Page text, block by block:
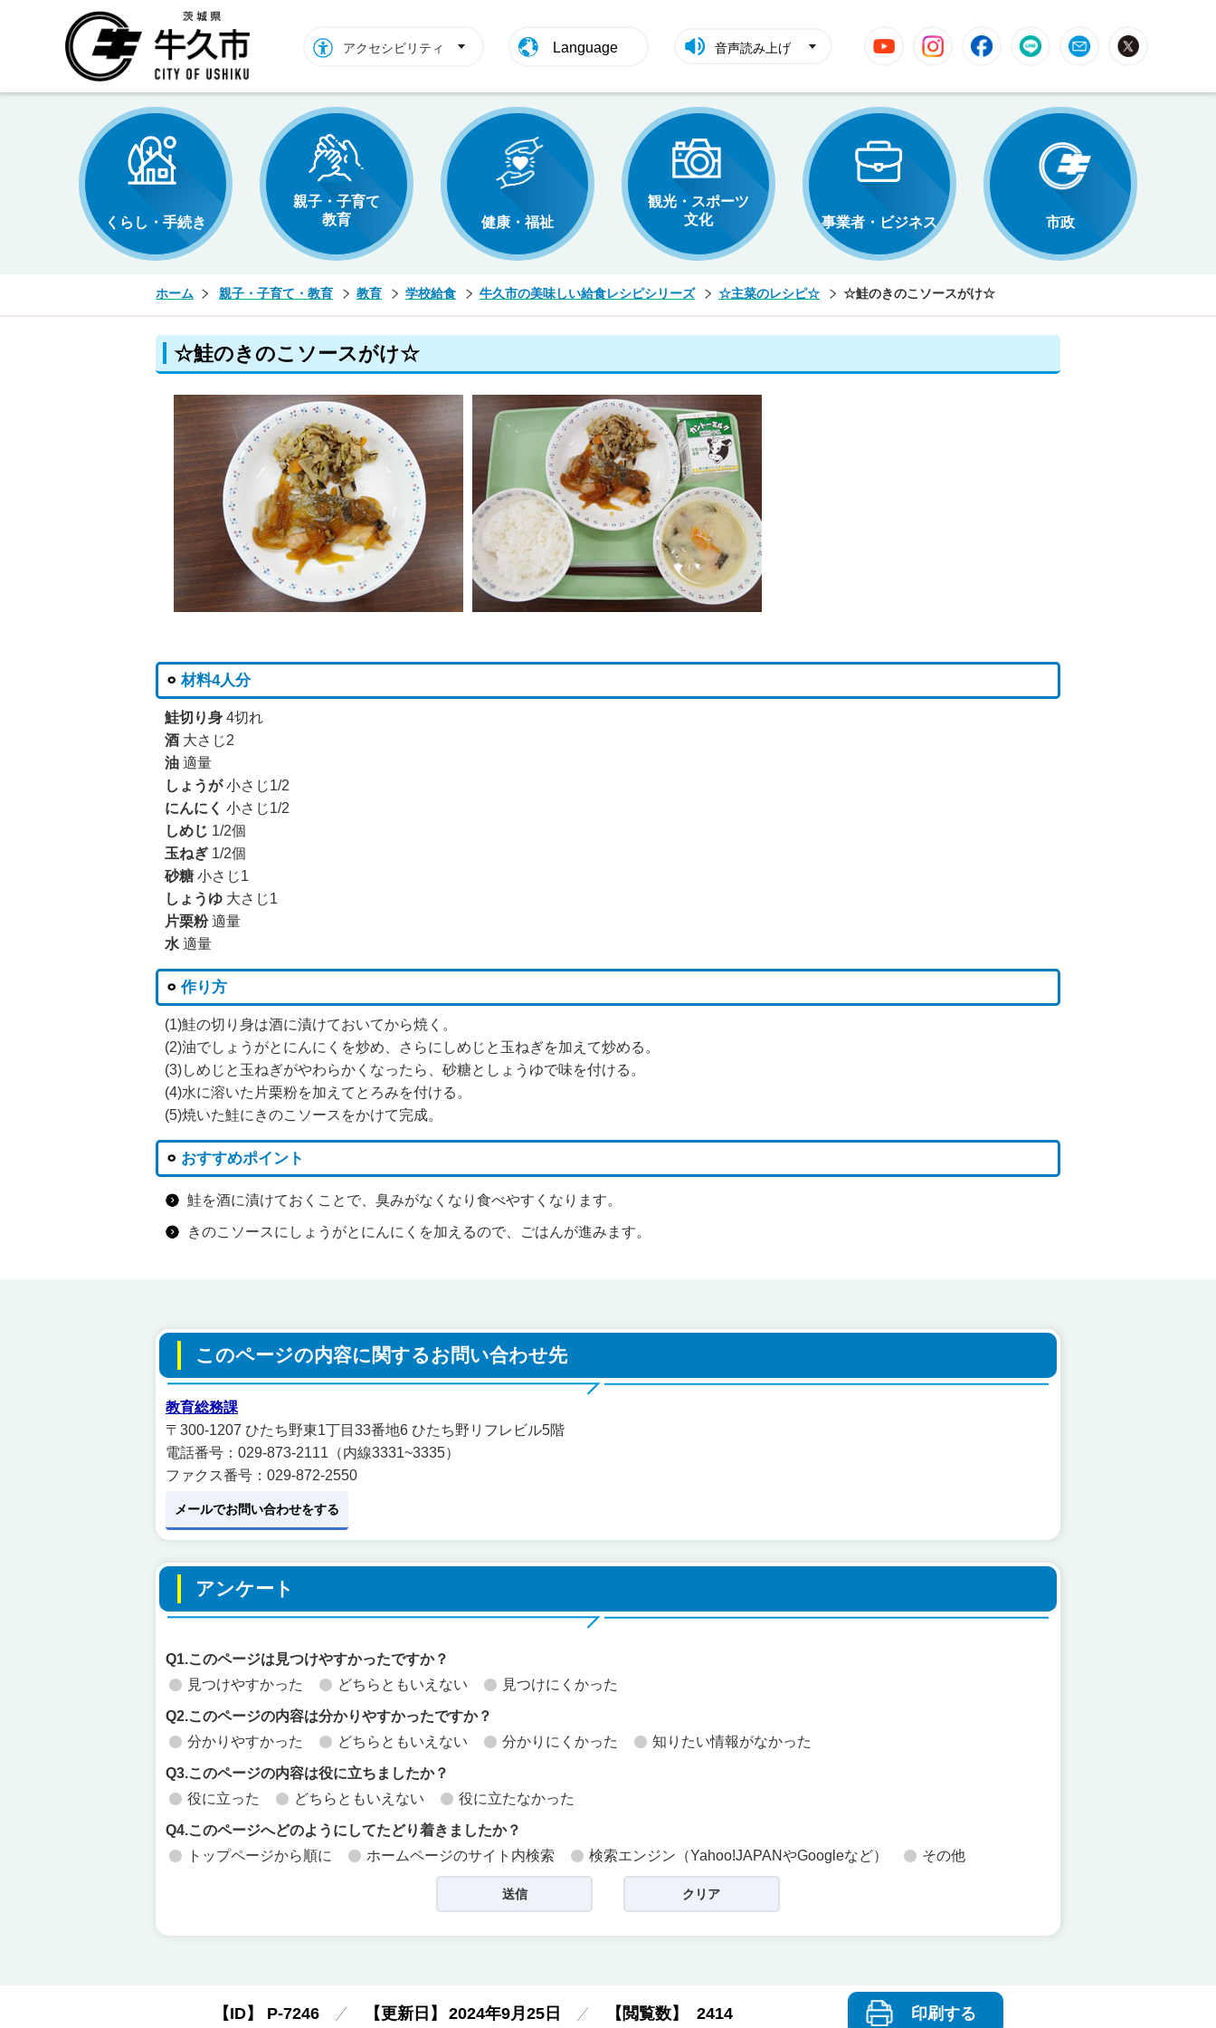
アクセシビリティ Language 音声読み上げ
YouTube InstagramFacebookLINE Mail
くらし・手続き
親子・子育て
教育
健康・福祉
観光・スポーツ
文化
事業者・ビジネス 市政
ホーム 親子・子育て・教育 教育 学校給食 牛久市の美味しい給食レシピシリーズ ☆主菜のレシピ☆ ☆鮭のきのこソースがけ☆
☆鮭のきのこソースがけ☆
材料4人分
鮭切り身 4切れ
酒 大さじ2
油 適量
しょうが小さじ1/2
にんにく 小さじ1/2
しめじ 1/2個
玉ねぎ 1/2個
砂糖 小さじ1
しょうゆ 大さじ1
片栗粉適量
水 適量
作り方
(1)鮭の切り身は酒に漬けておいてから焼く。
(2)油でしょうがとにんにくを炒め、さらにしめじと玉ねぎを加えて炒める。
(3)しめじと玉ねぎがやわらかくなったら、砂糖としょうゆで味を付ける。
(4)水に溶いた片栗粉を加えてとろみを付ける。
(5)焼いた鮭にきのこソースをかけて完成。
おすすめポイント
鮭を酒に漬けておくことで、臭みがなくなり食べやすくなります。
きのこソースにしょうがとにんにくを加えるので、ごはんが進みます。
このページの内容に関するお問い合わせ先
教育総務課
〒300-1207 ひたち野東1丁目33番地6 ひたち野リフレビル5階
電話番号：029-873-2111（内線3331~3335）
ファクス番号：029-872-2550
メールでお問い合わせをする
アンケート
Q1.このページは見つけやすかったですか？
見つけやすかった
どちらともいえない 見つけにくかった
Q2.このページの内容は分かりやすかったですか？
分かりやすかった
どちらともいえない 分かりにくかった 知りたい情報がなかった
Q3.このページの内容は役に立ちましたか？
役に立った
どちらともいえない 役に立たなかった
Q4.このページへどのようにしてたどり着きましたか？
トップページから順に
ホームページのサイト内検索 検索エンジン（Yahoo!JAPANやGoogleなど） その他
【ID】 P-7246 【更新日】 2024年9月25日 【閲覧数】 2414 印刷する